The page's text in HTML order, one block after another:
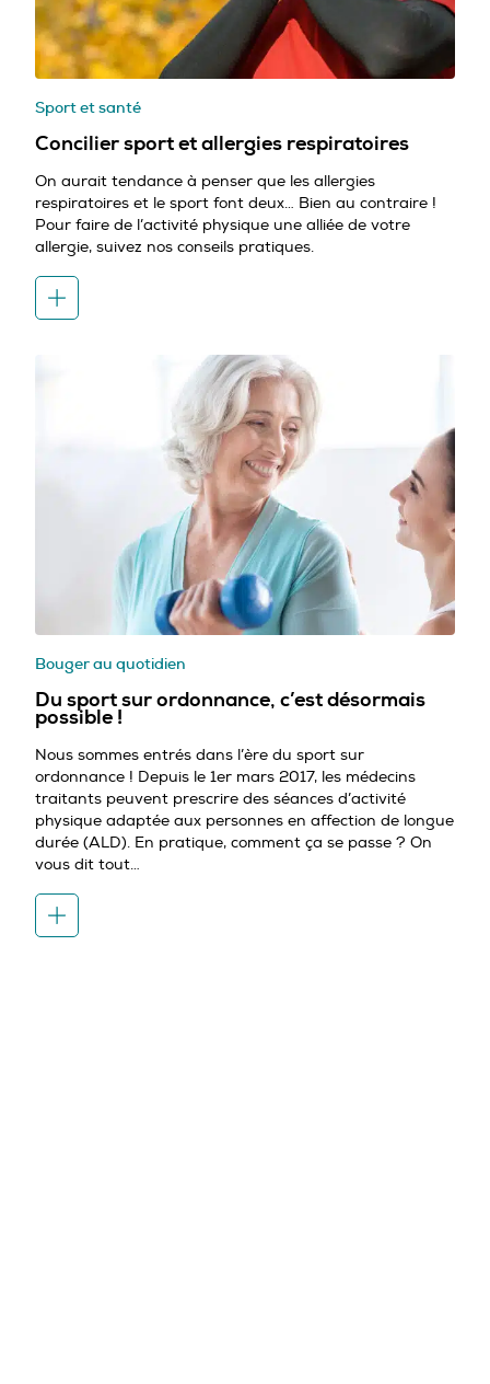
Sport et santé
Concilier sport et allergies respiratoires
On aurait tendance à penser que les allergies
respiratoires et le sport font deux… Bien au contraire !
Pour faire de l’activité physique une alliée de votre
allergie, suivez nos conseils pratiques.
Bouger au quotidien
Du sport sur ordonnance, c’est désormais
possible !
Nous sommes entrés dans l’ère du sport sur
ordonnance ! Depuis le 1er mars 2017, les médecins
traitants peuvent prescrire des séances d’activité
physique adaptée aux personnes en affection de longue
durée (ALD). En pratique, comment ça se passe ? On
vous dit tout…